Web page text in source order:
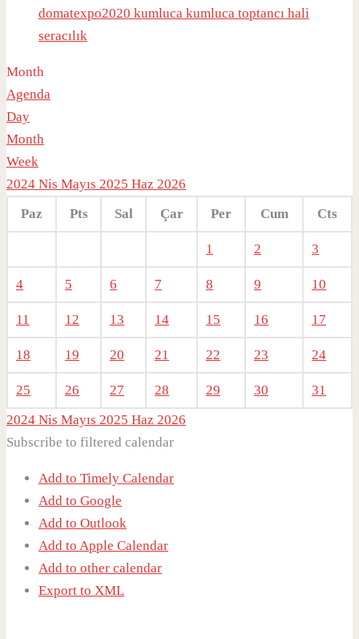
domatexpo2020 kumluca kumluca toptancı hali
seracılık
Month
Agenda
Day
Month
Week
2024 Nis Mayıs 2025 Haz 2026
Paz
Pts Sal Çar Per Cum Cts
1 2 3
4 5 6 7 8 9 10
11 12 13 14 15 16 17
18 19 20 21 22 23 24
25 26 27 28 29 30
31
2024 Nis Mayıs 2025 Haz 2026
Subscribe to filtered calendar
Add to Timely Calendar
Add to Google
Add to Outlook
Add to Apple Calendar
Add to other calendar
Export to XML